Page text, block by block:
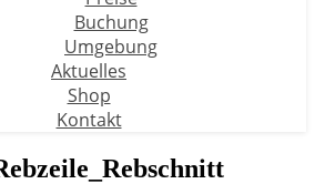
Buchung
Umgebung
Aktuelles
Shop
Kontakt